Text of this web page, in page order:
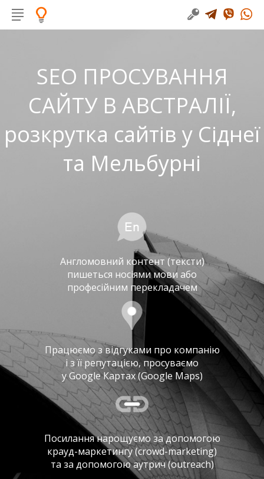
SEO ПРОСУВАННЯ
САЙТУ В АВСТРАЛІЇ,
розкрутка сайтів у Сіднеї
та Мельбурні
Англомовний контент (тексти)
пишеться носіями мови або
професійним перекладачем
Працюємо з відгуками про компанію
і з її репутацією, просуваємо
у Google Картах (Google Maps)
Посилання нарощуємо за допомогою
крауд-маркетингу (crowd-marketing)
та за допомогою аутрич (outreach)